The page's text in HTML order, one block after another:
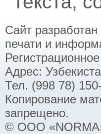
Сайт
печати и
Адрес:
Тел. (998 78)
Копирование
запрещено.
© ООО